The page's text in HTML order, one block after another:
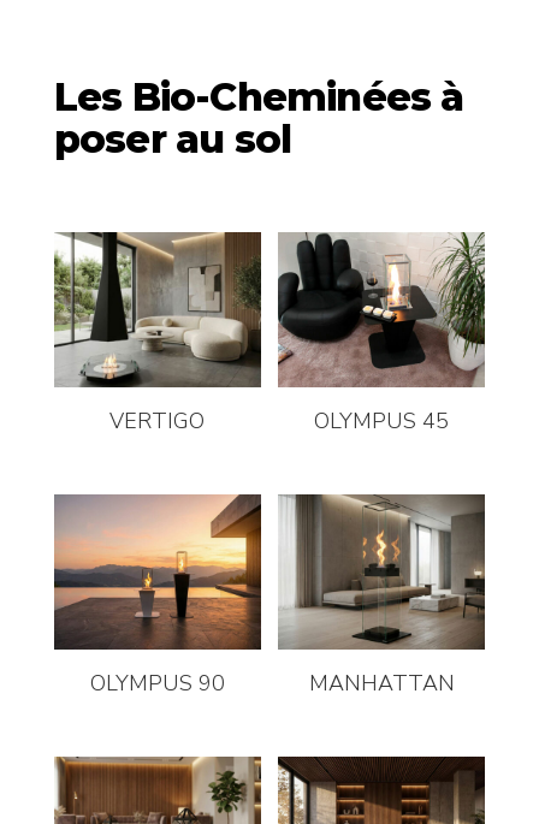
Les Bio-Cheminées à
poser au sol
VERTIGO OLYMPUS 45
OLYMPUS 90 MANHATTAN